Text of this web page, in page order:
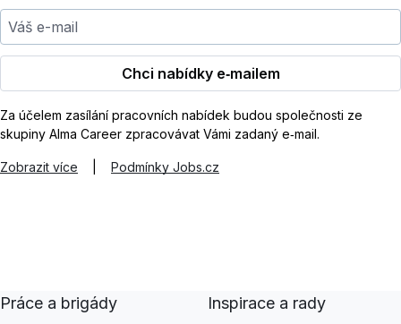
Váš e-mail
Chci nabídky e‑mailem
Za účelem zasílání pracovních nabídek budou společnosti ze
skupiny Alma Career zpracovávat Vámi zadaný e‑mail.
Zobrazit více Podmínky Jobs.cz
Práce a brigády Inspirace a rady